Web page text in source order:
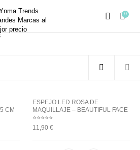
0
GOLD AUTOBRONCEADORES CABELLO
CM
ESPEJO LED ROSA DE
MAQUILLAJE – BEAUTIFUL FACE
⭐⭐⭐⭐⭐
11,90 €